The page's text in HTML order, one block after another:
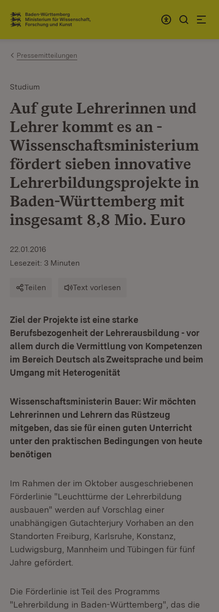
Zum Inhalt springen
Link zur Startseite
Pressemitteilungen
Studium
Auf gute Lehrerinnen und
Lehrer kommt es an -
Wissenschaftsministerium
fördert sieben innovative
Lehrerbildungsprojekte in
Baden-Württemberg mit
insgesamt 8,8 Mio. Euro
22.01.2016
Lesezeit: 3 Minuten
Teilen Text vorlesen
Ziel der Projekte ist eine starke
Berufsbezogenheit der Lehrerausbildung - vor
allem durch die Vermittlung von Kompetenzen
im Bereich Deutsch als Zweitsprache und beim
Umgang mit Heterogenität
Wissenschaftsministerin Bauer: Wir möchten
Lehrerinnen und Lehrern das Rüstzeug
mitgeben, das sie für einen guten Unterricht
unter den praktischen Bedingungen von heute
benötigen
Im Rahmen der im Oktober ausgeschriebenen
Förderlinie "Leuchttürme der Lehrerbildung
ausbauen" werden auf Vorschlag einer
unabhängigen Gutachterjury Vorhaben an den
Standorten Freiburg, Karlsruhe, Konstanz,
Ludwigsburg, Mannheim und Tübingen für fünf
Jahre gefördert.
Die Förderlinie ist Teil des Programms
"Lehrerbildung in Baden-Württemberg", das die